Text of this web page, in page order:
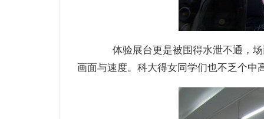
体验展台更是被围得水泄不通，场
画面与速度。科大得女同学们也不乏个中